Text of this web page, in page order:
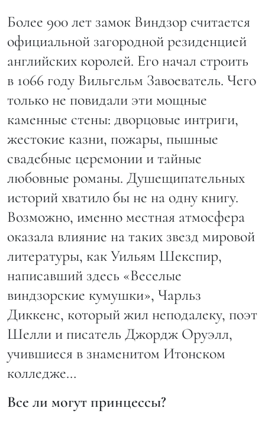
Более 900 лет замок Виндзор считается
официальной загородной резиденцией
английских королей. Его начал строить
в 1066 году Вильгельм Завоеватель. Чего
только не повидали эти мощные
каменные стены: дворцовые интриги,
жестокие казни, пожары, пышные
свадебные церемонии и тайные
любовные романы. Душещипательных
историй хватило бы не на одну книгу.
Возможно, именно местная атмосфера
оказала влияние на таких звезд мировой
литературы, как Уильям Шекспир,
написавший здесь «Веселые
виндзорские кумушки», Чарльз
Диккенс, который жил неподалеку, поэт
Шелли и писатель Джордж Оруэлл,
учившиеся в знаменитом Итонском
колледже…
Все ли могут принцессы?